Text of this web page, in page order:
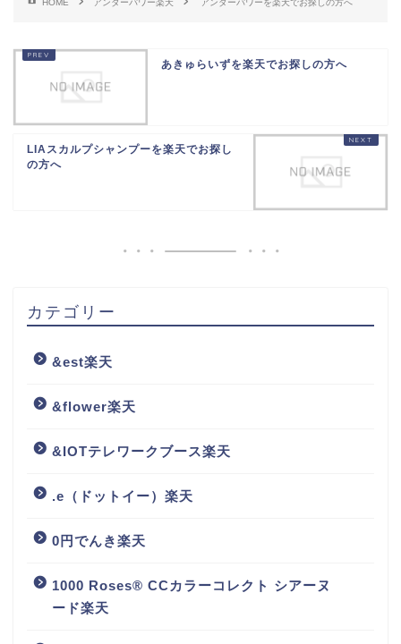
HOME アンダーパワー楽天 アンダーパワーを楽天でお探しの方へ
あきゅらいずを楽天でお探しの方へ
LIAスカルプシャンプーを楽天でお探し
の方へ
カテゴリー
&est楽天
&flower楽天
&IOTテレワークブース楽天
.e（ドットイー）楽天
0円でんき楽天
1000 Roses® CCカラーコレクト シアーヌ
ード楽天